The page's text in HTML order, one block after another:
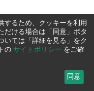
するため、クッキーを利用
だける場合は「同意」ボタ
いては「詳細を見る」をク
の サイトポリシー をご確
同意